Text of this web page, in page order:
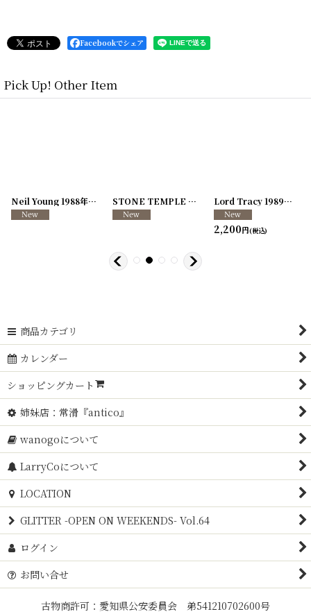
Facebookでシェア
Pick Up! Other Item
[250726-04] [250726-31
Neil Young 1988年 This Note's For You Tour 250117-70]
STONE TEMPLE PILOTS 1996-1997年 TOUR96/97 Lord Tracy 1989年 Deaf Gods of Babylon Tour
2,200円(税込)
商品カテゴリ
カレンダー
ショッピングカート
姉妹店：常滑『antico』
wanogoについて
LarryCoについて
LOCATION
GLITTER -OPEN ON WEEKENDS- Vol.64
ログイン
お問い合せ
古物商許可：愛知県公安委員会 弟541210702600号